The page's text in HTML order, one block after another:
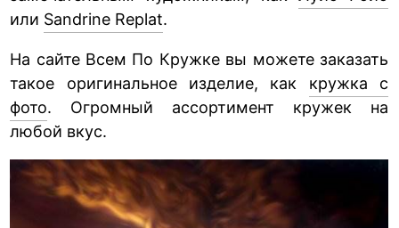
или Sandrine Replat.
На сайте Всем По Кружке вы можете заказать
такое оригинальное изделие, как кружка с
фото. Огромный ассортимент кружек на
любой вкус.